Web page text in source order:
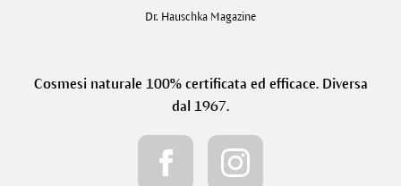
Dr. Hauschka Magazine
Cosmesi naturale 100% certificata ed efficace. Diversa
dal 1967.